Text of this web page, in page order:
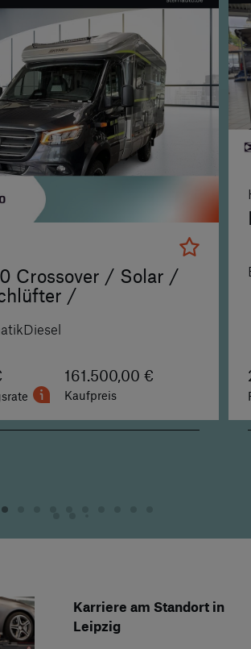
Crossover / Solar /
/
Diesel
161.500,00 €
Kaufpreis
Karriere am Standort in
Leipzig